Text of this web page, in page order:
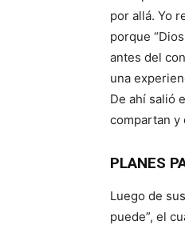
por allá. Yo
porque
antes del
una
De ahí salió
compartan y
PLANES
Luego de
puede”, el